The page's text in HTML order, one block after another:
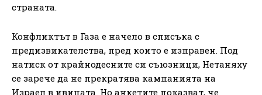
страната.
Конфликтът в Газа е начело в списъка с
предизвикателства, пред които е изправен. Под
натиск от крайнодесните си съюзници, Нетаняху
се зарече да не прекратява кампанията на
Израел в ивицата. Но анкетите показват, че